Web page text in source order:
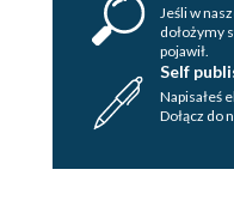
Jeśli w
dołożymy
pojawił.
Self
Napisałeś
Dołącz do